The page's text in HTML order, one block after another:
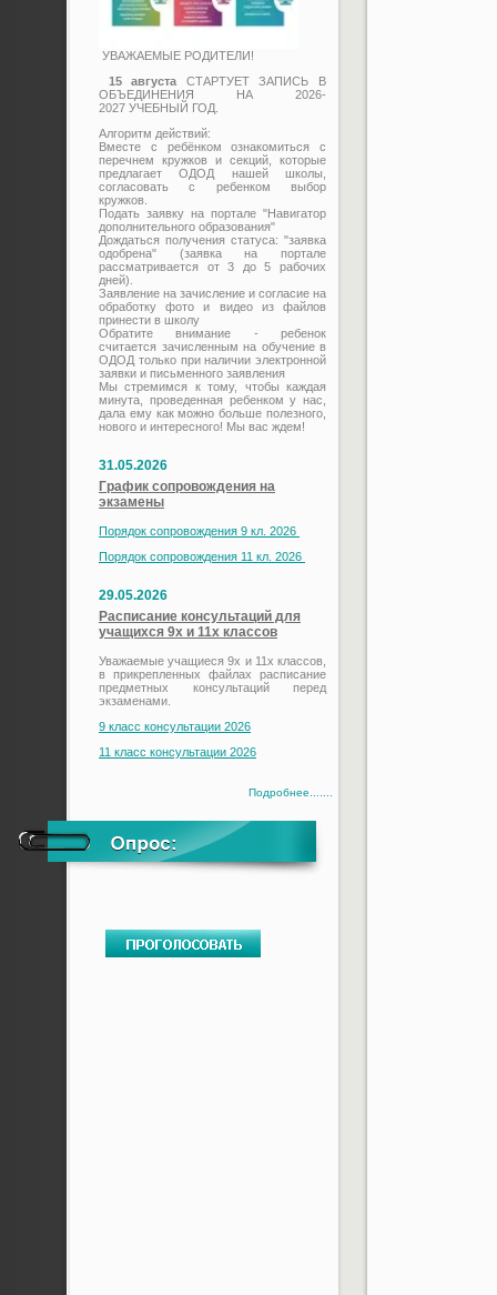
УВАЖАЕМЫЕ РОДИТЕЛИ!
15 августа СТАРТУЕТ ЗАПИСЬ В
ОБЪЕДИНЕНИЯ НА 2026-
2027 УЧЕБНЫЙ ГОД.
Алгоритм действий:
Вместе с ребёнком ознакомиться с
перечнем кружков и секций, которые
предлагает ОДОД нашей школы,
согласовать с ребенком выбор
кружков.
Подать заявку на портале "Навигатор
дополнительного образования"
Дождаться получения статуса: "заявка
одобрена" (заявка на портале
рассматривается от 3 до 5 рабочих
дней).
Заявление на зачисление и согласие на
обработку фото и видео из файлов
принести в школу
Обратите внимание - ребенок
считается зачисленным на обучение в
ОДОД только при наличии электронной
заявки и письменного заявления
Мы стремимся к тому, чтобы каждая
минута, проведенная ребенком у нас,
дала ему как можно больше полезного,
нового и интересного! Мы вас ждем!
31.05.2026
График сопровождения на
экзамены
Порядок сопровождения 9 кл. 2026
Порядок сопровождения 11 кл. 2026
29.05.2026
Расписание консультаций для
учащихся 9х и 11х классов
Уважаемые учащиеся 9х и 11х классов,
в прикрепленных файлах расписание
предметных консультаций перед
экзаменами.
9 класс консультации 2026
11 класс консультации 2026
Подробнее.......